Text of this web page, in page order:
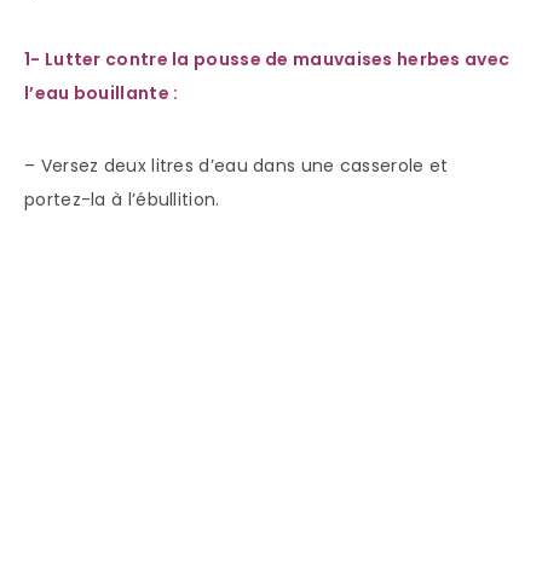
1- Lutter contre la pousse de mauvaises herbes avec
l’eau bouillante :
– Versez deux litres d’eau dans une casserole et
portez-la à l’ébullition.